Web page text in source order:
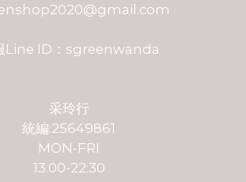
Line ID：sgreenwanda
采玲行
統編:25649861
MON-FRI
13:00-22:30